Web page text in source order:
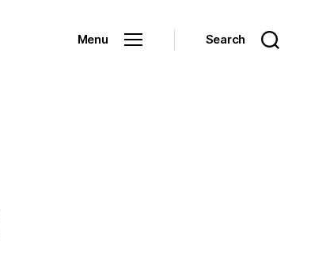
Menu Search